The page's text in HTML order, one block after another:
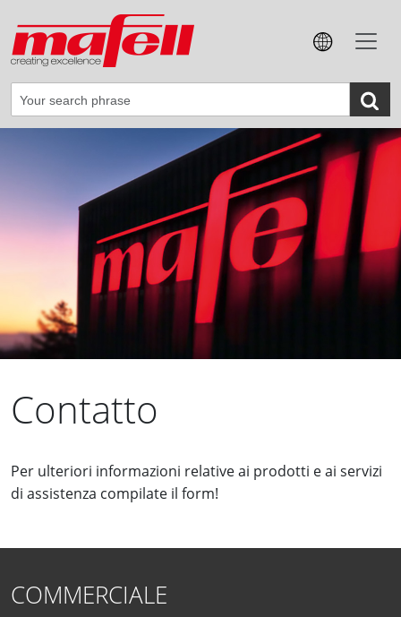
Contatto
Per ulteriori informazioni relative ai prodotti e ai servizi
di assistenza compilate il form!
COMMERCIALE